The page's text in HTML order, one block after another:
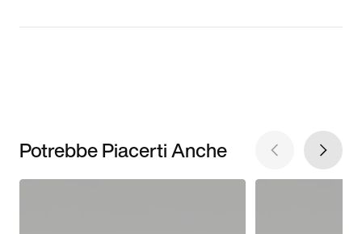
Potrebbe Piacerti Anche